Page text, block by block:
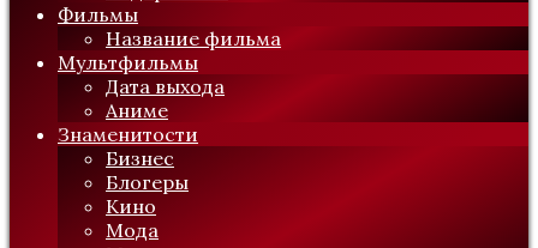
Фильмы
Название фильма
Мультфильмы
Дата выхода
Аниме
Знаменитости
Бизнес
Блогеры
Кино
Мода